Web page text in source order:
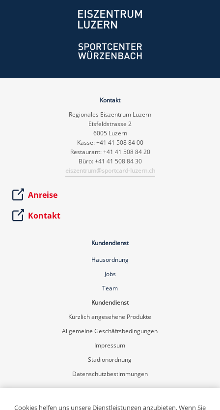
Kontakt
Regionales Eiszentrum Luzern
Eisfeldstrasse 2
6005 Luzern
Kasse: +41 41 508 84 00
Restaurant: +41 41 508 84 20
Büro: +41 41 508 84 30
eiszentrum@sportcard-luzern.ch
Anreise
Kontakt
Kundendienst
Hausordnung
Jobs
Team
Kundendienst
Kürzlich angesehene Produkte
Allgemeine Geschäftsbedingungen
Impressum
Stadionordnung
Datenschutzbestimmungen
Mein Konto
Registrierung
Cookies helfen uns unsere Dienstleistungen anzubieten. Wenn Sie